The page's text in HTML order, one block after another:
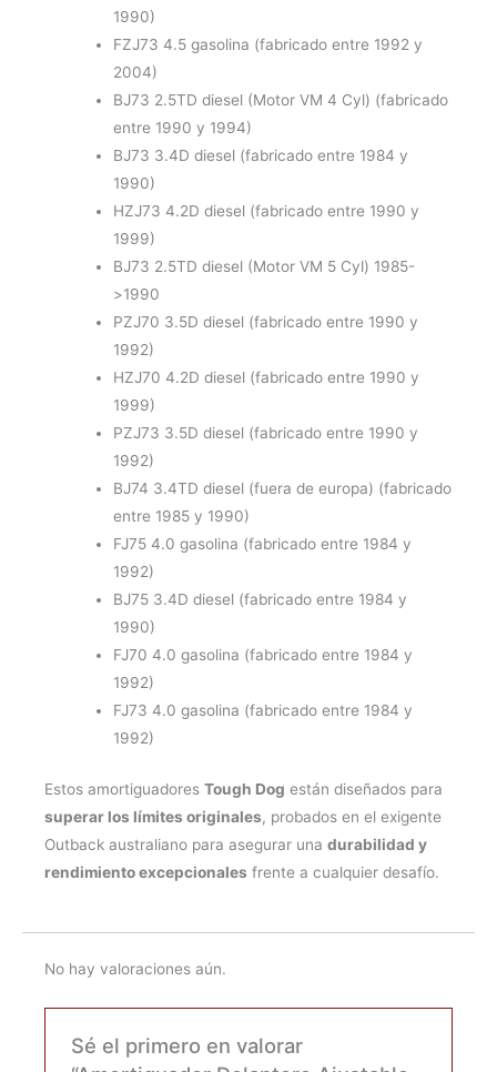
1990)
FZJ73 4.5 gasolina (fabricado entre 1992 y
2004)
BJ73 2.5TD diesel (Motor VM 4 Cyl) (fabricado
entre 1990 y 1994)
BJ73 3.4D diesel (fabricado entre 1984 y
1990)
HZJ73 4.2D diesel (fabricado entre 1990 y
1999)
BJ73 2.5TD diesel (Motor VM 5 Cyl) 1985-
>1990
PZJ70 3.5D diesel (fabricado entre 1990 y
1992)
HZJ70 4.2D diesel (fabricado entre 1990 y
1999)
PZJ73 3.5D diesel (fabricado entre 1990 y
1992)
BJ74 3.4TD diesel (fuera de europa) (fabricado
entre 1985 y 1990)
FJ75 4.0 gasolina (fabricado entre 1984 y
1992)
BJ75 3.4D diesel (fabricado entre 1984 y
1990)
FJ70 4.0 gasolina (fabricado entre 1984 y
1992)
FJ73 4.0 gasolina (fabricado entre 1984 y
1992)
Estos amortiguadores Tough Dog están diseñados para
superar los límites originales, probados en el exigente
Outback australiano para asegurar una durabilidad y
rendimiento excepcionales frente a cualquier desafío.
No hay valoraciones aún.
Sé el primero en valorar